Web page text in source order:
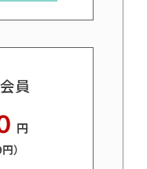
員
円
）